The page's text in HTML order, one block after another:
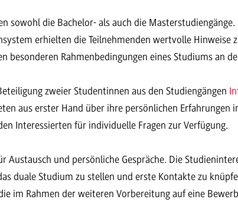
sowohl die Bachelor- als auch die
erhielten die Teilnehmenden wertvolle Hinweise
besonderen Rahmenbedingungen eines Studiums an
zweier Studentinnen aus den Studiengängen
aus erster Hand über ihre persönlichen Erfahrungen
Interessierten für individuelle Fragen zur Verfügung.
Austausch und persönliche Gespräche. Die
duale Studium zu stellen und erste Kontakte zu
im Rahmen der weiteren Vorbereitung auf eine